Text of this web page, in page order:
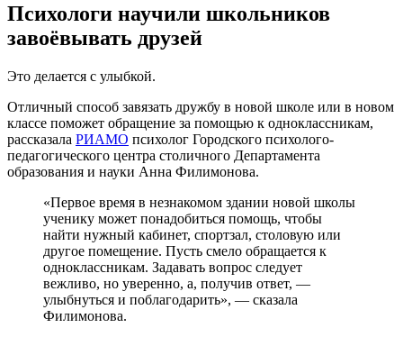
Психологи научили школьников
завоёвывать друзей
Это делается с улыбкой.
Отличный способ завязать дружбу в новой школе или в новом
классе поможет обращение за помощью к одноклассникам,
рассказала РИАМО психолог Городского психолого-
педагогического центра столичного Департамента
образования и науки Анна Филимонова.
«Первое время в незнакомом здании новой школы
ученику может понадобиться помощь, чтобы
найти нужный кабинет, спортзал, столовую или
другое помещение. Пусть смело обращается к
одноклассникам. Задавать вопрос следует
вежливо, но уверенно, а, получив ответ, —
улыбнуться и поблагодарить», — сказала
Филимонова.